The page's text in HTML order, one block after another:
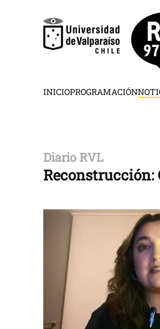
Skip to main content
INICIOPROGRAMACIÓN
Diario RVL
Reconstrucción: